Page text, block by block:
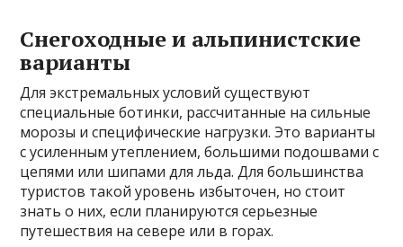
Снегоходные и альпинистские
варианты
Для экстремальных условий существуют
специальные ботинки, рассчитанные на сильные
морозы и специфические нагрузки. Это варианты
с усиленным утеплением, большими подошвами с
цепями или шипами для льда. Для большинства
туристов такой уровень избыточен, но стоит
знать о них, если планируются серьезные
путешествия на севере или в горах.